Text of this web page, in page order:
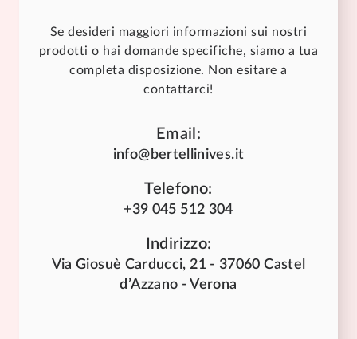
Se desideri maggiori informazioni sui nostri
prodotti o hai domande specifiche, siamo a tua
completa disposizione. Non esitare a
contattarci!
Email:
info@bertellinives.it
Telefono:
+39 045 512 304
Indirizzo:
Via Giosuè Carducci, 21 - 37060 Castel
d’Azzano - Verona